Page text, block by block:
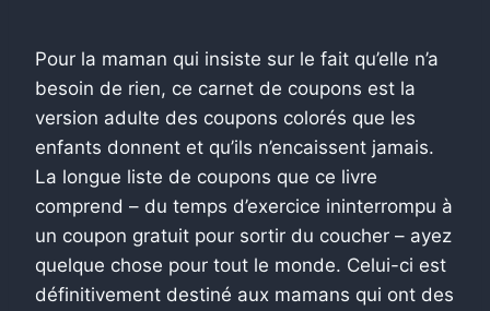
Pour la maman qui insiste sur le fait qu’elle n’a
besoin de rien, ce carnet de coupons est la
version adulte des coupons colorés que les
enfants donnent et qu’ils n’encaissent jamais.
La longue liste de coupons que ce livre
comprend – du temps d’exercice ininterrompu à
un coupon gratuit pour sortir du coucher – ayez
quelque chose pour tout le monde. Celui-ci est
définitivement destiné aux mamans qui ont des